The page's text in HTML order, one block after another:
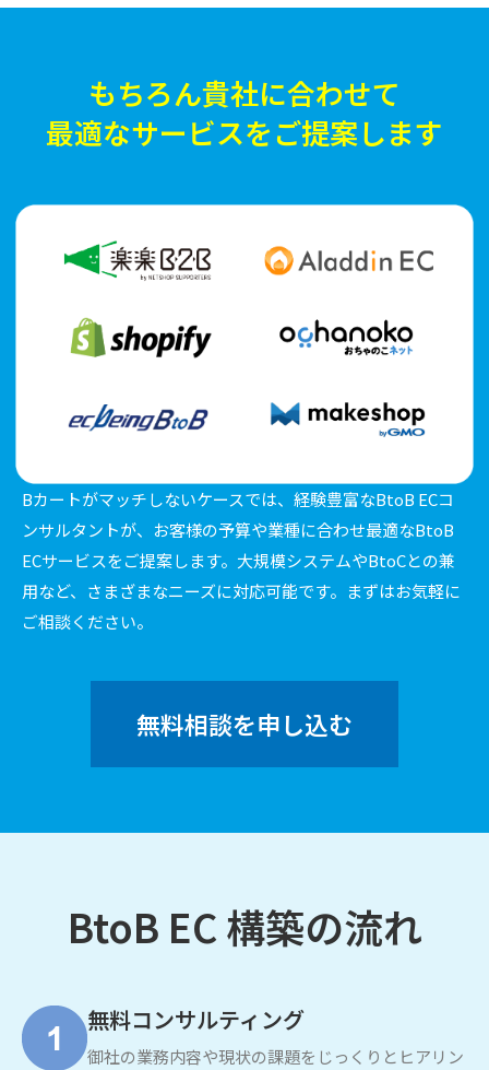
もちろん貴社に合わせて
最適なサービスをご提案します
Bカートがマッチしないケースでは、経験豊富なBtoB ECコ
ンサルタントが、お客様の予算や業種に合わせ最適なBtoB
ECサービスをご提案します。大規模システムやBtoCとの兼
用など、さまざまなニーズに対応可能です。まずはお気軽に
ご相談ください。
無料相談を申し込む
BtoB EC 構築の流れ
無料コンサルティング
御社の業務内容や現状の課題をじっくりとヒアリン